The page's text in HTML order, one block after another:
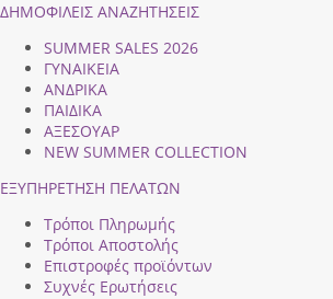
ΔΗΜΟΦΙΛEIΣ ΑΝΑΖΗΤΗΣΕΙΣ
SUMMER SALES 2026
ΓΥΝΑΙΚΕΙΑ
ΑΝΔΡΙΚΑ
ΠΑΙΔΙΚΑ
ΑΞΕΣΟΥΑΡ
NEW SUMMER COLLECTION
ΕΞΥΠΗΡΕΤΗΣΗ ΠΕΛΑΤΩΝ
Τρόποι Πληρωμής
Τρόποι Αποστολής
Επιστροφές προϊόντων
Συχνές Ερωτήσεις